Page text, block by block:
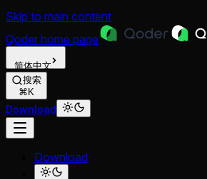
Skip to main content
Qoder home page
简体中文
搜索
⌘K
Download
Download